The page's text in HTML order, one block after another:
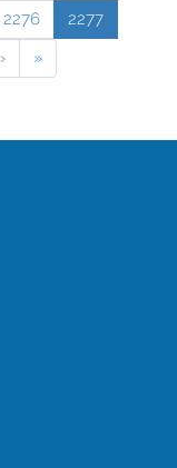
2276
2277
› »